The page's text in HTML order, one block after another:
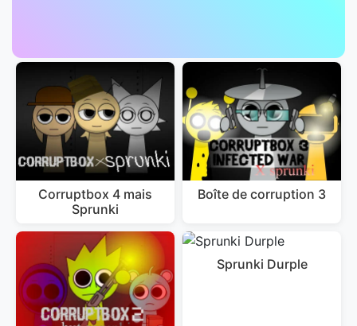
Corruptbox 4 mais
Sprunki
Boîte de corruption 3
Sprunki Durple